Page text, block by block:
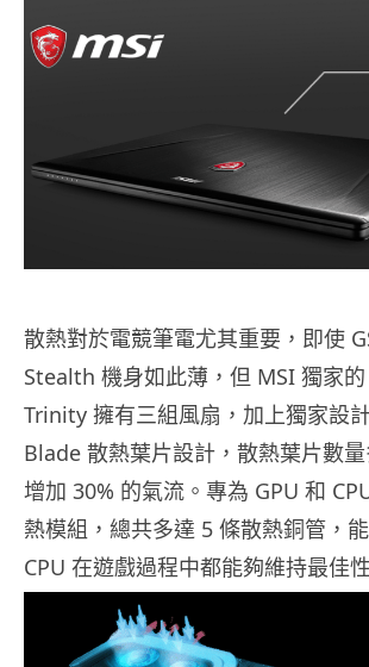
散熱對於電競筆電尤其重要，即使
Stealth 機身如此薄，但 MSI 獨家
Trinity 擁有三組風扇，加上獨家設
Blade 散熱葉片設計，散熱葉片數
增加 30% 的氣流。專為 GPU 和
熱模組，總共多達 5 條散熱銅管，
CPU 在遊戲過程中都能夠維持最佳